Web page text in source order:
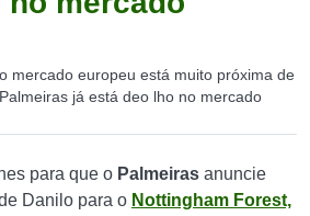
mercado europeu está muito próxima de
já está deo lho no mercado
para que o Palmeiras anuncie
Danilo para o Nottingham Forest,